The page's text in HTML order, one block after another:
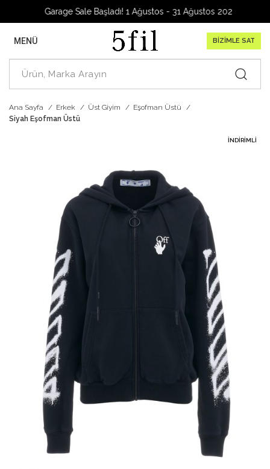
Garage Sale Başladı! 1 Ağustos - 31 Ağustos 2026
MENÜ BİZİMLE SAT
Ana Sayfa Erkek Üst Giyim
Eşofman Üstü
Siyah Eşofman Üstü
İNDIRIMLI